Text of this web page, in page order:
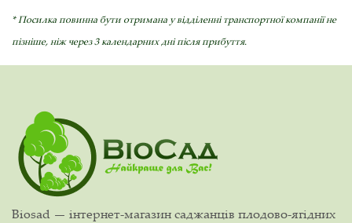
* Посилка повинна бути отримана у відділенні транспортної компанії не
пізніше, ніж через 3 календарних дні після прибуття.
Biosad — інтернет-магазин саджанців плодово-ягідних